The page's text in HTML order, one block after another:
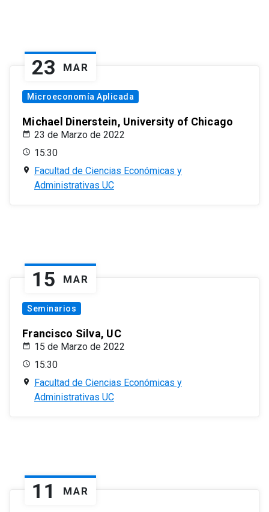
23 MAR
Microeconomía Aplicada
Michael Dinerstein, University of Chicago
23 de Marzo de 2022
15:30
Facultad de Ciencias Económicas y
Administrativas UC
15 MAR
Seminarios
Francisco Silva, UC
15 de Marzo de 2022
15:30
Facultad de Ciencias Económicas y
Administrativas UC
11 MAR